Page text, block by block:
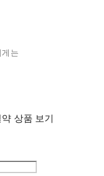
는
상품 보기